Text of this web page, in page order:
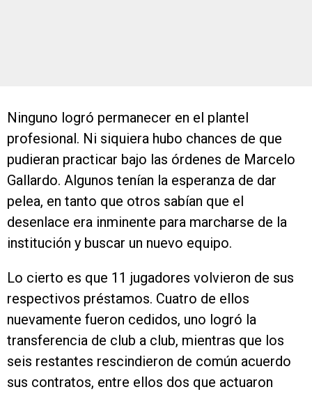
Ninguno logró permanecer en el plantel
profesional. Ni siquiera hubo chances de que
pudieran practicar bajo las órdenes de Marcelo
Gallardo. Algunos tenían la esperanza de dar
pelea, en tanto que otros sabían que el
desenlace era inminente para marcharse de la
institución y buscar un nuevo equipo.
Lo cierto es que 11 jugadores volvieron de sus
respectivos préstamos. Cuatro de ellos
nuevamente fueron cedidos, uno logró la
transferencia de club a club, mientras que los
seis restantes rescindieron de común acuerdo
sus contratos, entre ellos dos que actuaron